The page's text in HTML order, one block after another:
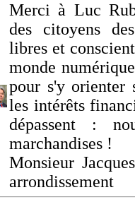
Merci à Luc
des citoyens
libres et
monde
pour s'y orienter
les intérêts
dépassent :
marchandises !
Monsieur
arrondissement